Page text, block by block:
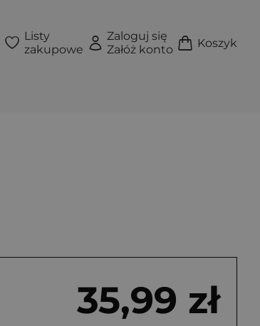
Listy
zakupowe
Zaloguj się
Załóż konto
Koszyk
35,99 zł